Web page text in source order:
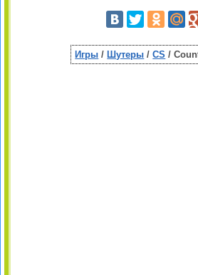
Игры / Шутеры /CS /